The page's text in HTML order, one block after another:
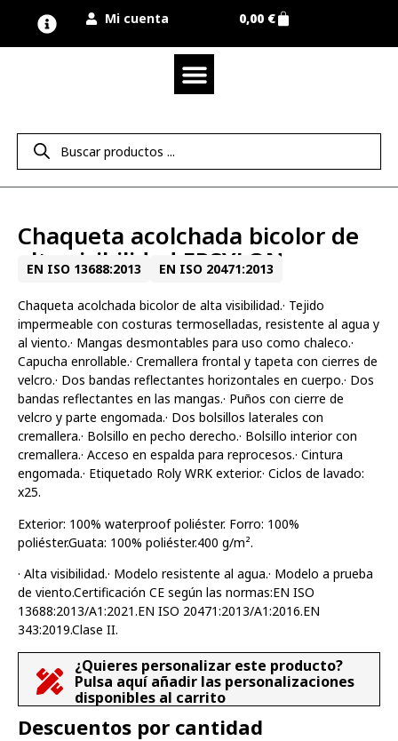
Mi cuenta 0,00 €
Chaqueta acolchada bicolor de
alta visibilidad EPSYLON
EN ISO 13688:2013 EN ISO 20471:2013
Chaqueta acolchada bicolor de alta visibilidad.· Tejido
impermeable con costuras termoselladas, resistente al agua y
al viento.· Mangas desmontables para uso como chaleco.·
Capucha enrollable.· Cremallera frontal y tapeta con cierres de
velcro.· Dos bandas reflectantes horizontales en cuerpo.· Dos
bandas reflectantes en las mangas.· Puños con cierre de
velcro y parte engomada.· Dos bolsillos laterales con
cremallera.· Bolsillo en pecho derecho.· Bolsillo interior con
cremallera.· Acceso en espalda para reprocesos.· Cintura
engomada.· Etiquetado Roly WRK exterior.· Ciclos de lavado:
x25.
Exterior: 100% waterproof poliéster. Forro: 100%
poliéster.Guata: 100% poliéster.400 g/m².
· Alta visibilidad.· Modelo resistente al agua.· Modelo a prueba
de viento.Certificación CE según las normas:EN ISO
13688:2013/A1:2021.EN ISO 20471:2013/A1:2016.EN
343:2019.Clase II.
¿Quieres personalizar este producto?
Pulsa aquí añadir las personalizaciones
disponibles al carrito
Descuentos por cantidad